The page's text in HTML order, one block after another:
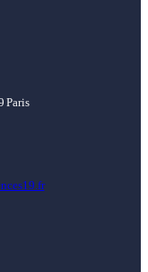
Paris